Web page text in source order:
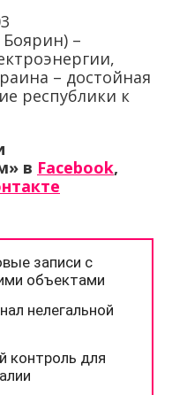
–
– достойная
республики к
в Facebook,